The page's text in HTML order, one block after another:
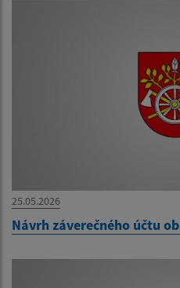
25.05.2026
Návrh záverečného účtu